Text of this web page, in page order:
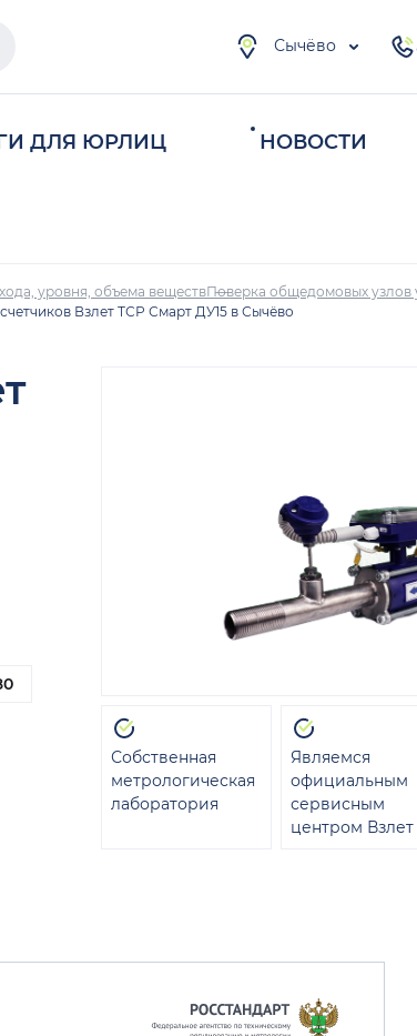
Сычёво
ДЛЯ ЮРЛИЦ НОВОСТИ
уровня, объема веществПоверка общедомовых узлов
Взлет ТСР Смарт ДУ15 в Сычёво
Собственная
метрологическая
лаборатория
Являемся
официальным
сервисным
центром Взлет